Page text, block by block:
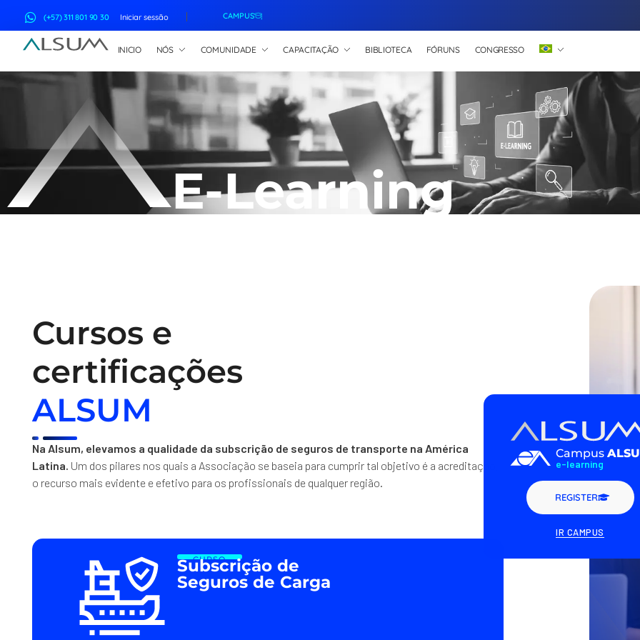
(+57) 311 801 90 30 Iniciar sessão CAMPUS
INICIO NÓS COMUNIDADE CAPACITAÇÃO BIBLIOTECA FÓRUNS CONGRESSO
E-Learning
Cursos e
certificações
ALSUM
Na Alsum, elevamos a qualidade da subscrição de seguros de transporte na América
Latina. Um dos pilares nos quais a Associação se baseia para cumprir tal objetivo é a acreditação,
o recurso mais evidente e efetivo para os profissionais de qualquer região.
CURSO
Subscrição de
Seguros de Carga
Campus
e-learning
REGISTER
IR CAMPUS